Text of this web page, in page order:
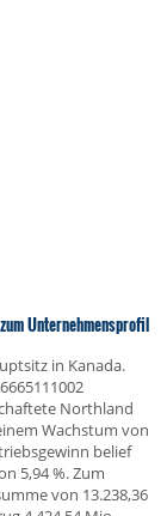
zum Unternehmensprofil
in Kanada.
Northland
Wachstum von
belief
5,94 %. Zum
von 13.238,36